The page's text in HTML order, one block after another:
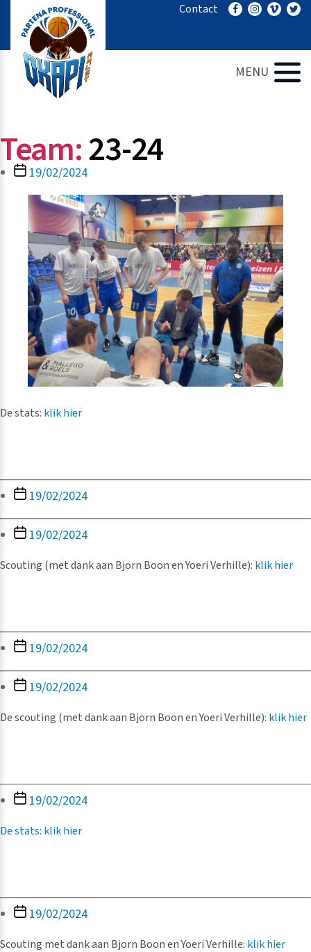
inhoud
Contact
MENU
Team:23-24
Berichtdatum
19/02/2024
De stats: klik hier
Berichtdatum
19/02/2024
Berichtdatum
19/02/2024
Scouting (met dank aan Bjorn Boon en Yoeri Verhille): klik hier
Berichtdatum
19/02/2024
Berichtdatum
19/02/2024
De scouting (met dank aan Bjorn Boon en Yoeri Verhille): klik hier
Berichtdatum
19/02/2024
De stats: klik hier
Berichtdatum
19/02/2024
Scouting met dank aan Bjorn Boon en Yoeri Verhille: klik hier